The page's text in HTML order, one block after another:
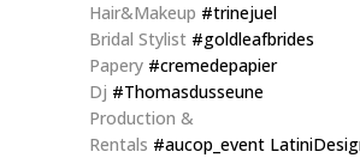
Hair&Makeup #trinejuel
Bridal Stylist #goldleafbrides
Papery #cremedepapier
Dj #Thomasdusseune
Production &
Rentals #aucop_event